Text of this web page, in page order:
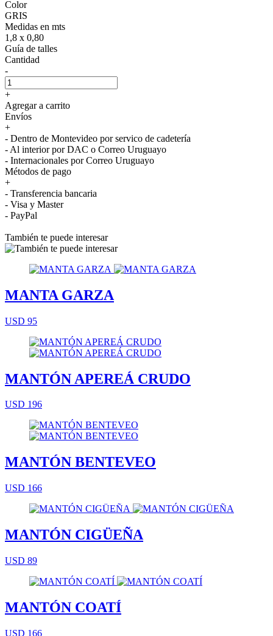
Color
GRIS
Medidas en mts
1,8 x 0,80
Guía de talles
Cantidad
-
+
Agregar a carrito
Envíos
+
- Dentro de Montevideo por servico de cadetería
- Al interior por DAC o Correo Uruguayo
- Internacionales por Correo Uruguayo
Métodos de pago
+
- Transferencia bancaria
- Visa y Master
- PayPal
También te puede interesar
MANTA GARZA
USD 95
MANTÓN APEREÁ CRUDO
USD 196
MANTÓN BENTEVEO
USD 166
MANTÓN CIGÜEÑA
USD 89
MANTÓN COATÍ
USD 166